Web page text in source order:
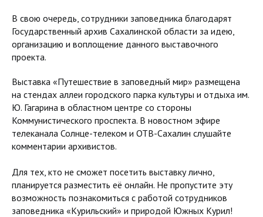
В свою очередь, сотрудники заповедника благодарят
Государственный архив Сахалинской области за идею,
организацию и воплощение данного выставочного
проекта.
Выставка «Путешествие в заповедный мир» размещена
на стендах аллеи городского парка культуры и отдыха им.
Ю. Гагарина в областном центре со стороны
Коммунистического проспекта. В новостном эфире
телеканала Солнце-телеком и ОТВ-Сахалин слушайте
комментарии архивистов.
Для тех, кто не сможет посетить выставку лично,
планируется разместить её онлайн. Не пропустите эту
возможность познакомиться с работой сотрудников
заповедника «Курильский» и природой Южных Курил!